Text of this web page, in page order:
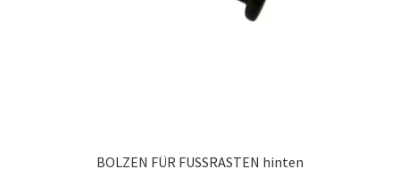
BOLZEN FÜR FUSSRASTEN hinten